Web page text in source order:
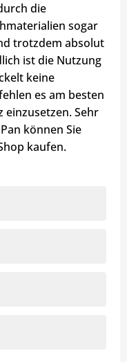
die
sogar
trotzdem absolut
ist die Nutzung
keine
es am besten
einzusetzen. Sehr
können Sie
kaufen.